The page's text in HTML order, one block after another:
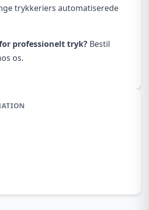
trykkeriers automatiserede
professionelt tryk? Bestil
os.